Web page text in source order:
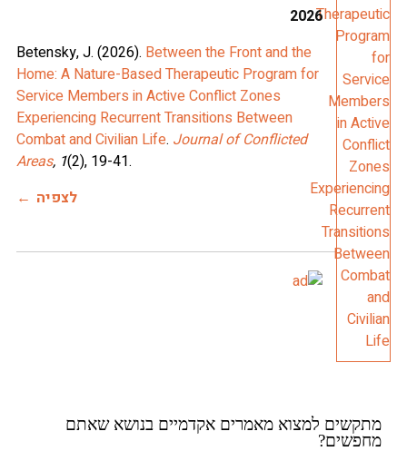
2026
Betensky, J. (2026). Between the Front and the
Home: A Nature-Based Therapeutic Program for
Service Members in Active Conflict Zones
Experiencing Recurrent Transitions Between
Combat and Civilian Life. Journal of Conflicted
Areas, 1(2), 19-41.
לצפיה
מתקשים למצוא מאמרים אקדמיים בנושא שאתם
מחפשים?